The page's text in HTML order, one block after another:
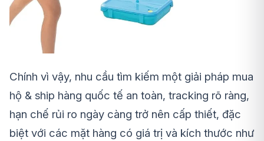
Chính vì vậy, nhu cầu tìm kiếm một giải pháp mua
hộ & ship hàng quốc tế an toàn, tracking rõ ràng,
hạn chế rủi ro ngày càng trở nên cấp thiết, đặc
biệt với các mặt hàng có giá trị và kích thước như